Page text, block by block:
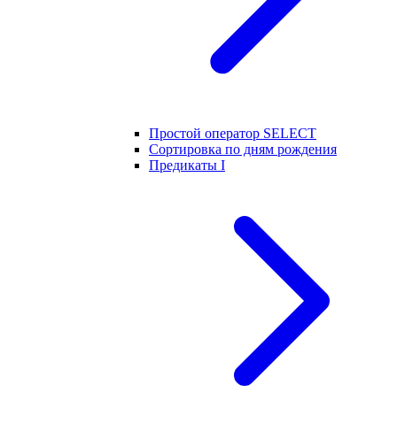
Простой оператор SELECT
Сортировка по дням рождения
Предикаты I